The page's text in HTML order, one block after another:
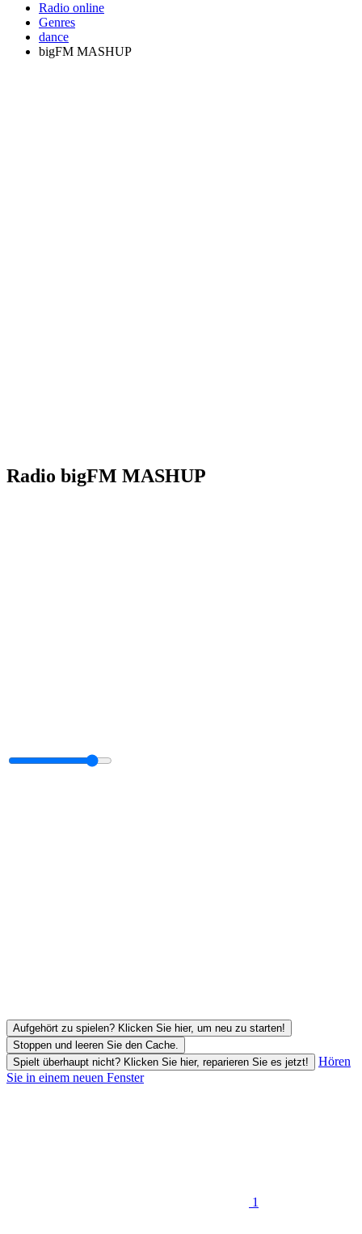
Radio online
Genres
dance
bigFM MASHUP
Radio bigFM MASHUP
Aufgehört zu spielen? Klicken Sie hier, um neu zu starten!
Stoppen und leeren Sie den Cache.
Spielt überhaupt nicht? Klicken Sie hier, reparieren Sie es jetzt!
Hören
Sie in einem neuen Fenster
1